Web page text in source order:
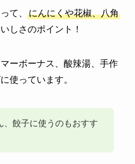
て、 にんにくや花椒、八角
しさのポイント！
ーボーナス、酸辣湯、手作
使っています。
、餃子に使うのもおすす